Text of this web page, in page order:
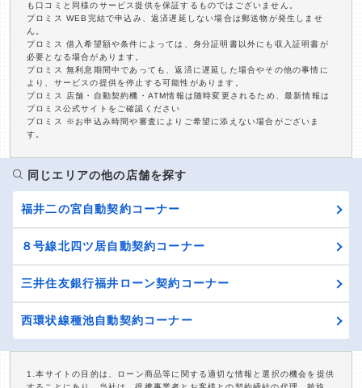
も口コミと同様のサービス提供を保証するものではございません。
プロミス WEB完結で申込み、返済遅延しない場合は郵送物が発生しませ
ん。
プロミス 借入希望額や条件によっては、身分証明書以外にも収入証明書が
必要となる場合があります。
プロミス 無利息期間中であっても、返済に遅延した場合やその他の事情に
より、サービスの提供を停止する可能性があります。
プロミス 店舗・自動契約機・ATM情報は随時変更されるため、最新情報は
プロミス公式サイトをご確認ください
プロミス ※お申込み時間や審査によりご希望に添えない場合がございま
す。
同じエリアの他の店舗を探す
福井二の宮自動契約コーナー
８号線北四ツ居自動契約コーナー
三井住友銀行福井ローン契約コーナー
西環状線種池自動契約コーナー
1.本サイトの目的は、ローン商品等に関する適切な情報と選択の機会を提供